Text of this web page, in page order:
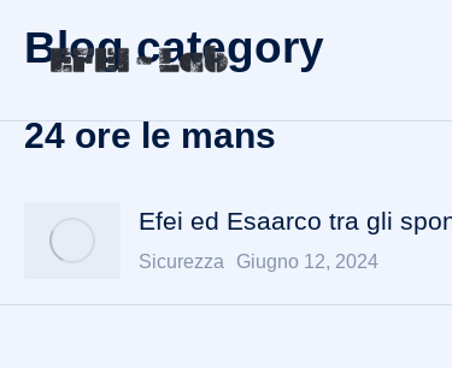
Blog category
24 ore le mans
Efei ed Esaarco tra gli
Sicurezza Giugno 12, 2024